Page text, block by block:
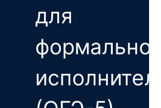
для
формального
исполнителя